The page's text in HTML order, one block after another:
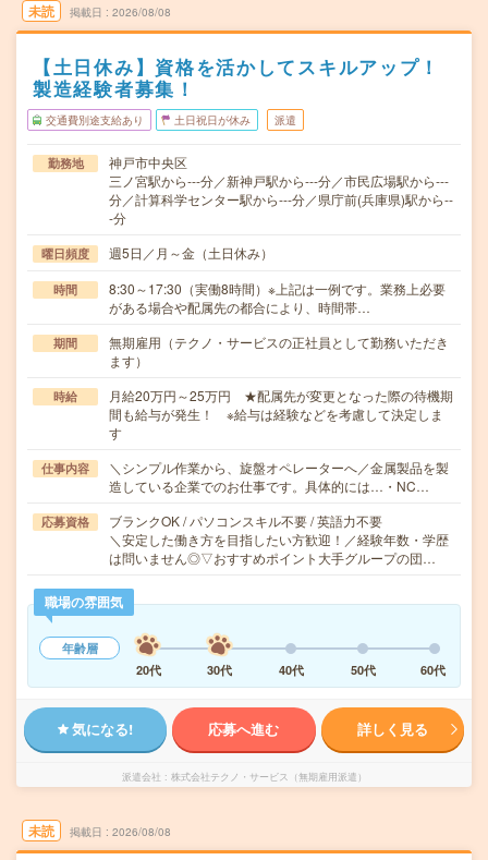
未読 掲載日 2026/08/08
【土日休み】資格を活かしてスキルアップ！
製造経験者募集！
交通費別途支給あり 土日祝日が休み 派遣
勤務地
神戸市中央区
三ノ宮駅から---分／新神戸駅から---分／市民広場駅から---
分／計算科学センター駅から---分／県庁前(兵庫県)駅から--
-分
曜日頻度 週5日／月～金（土日休み）
時間
8:30～17:30（実働8時間）※上記は一例です。業務上必要
がある場合や配属先の都合により、時間帯…
期間
無期雇用（テクノ・サービスの正社員として勤務いただき
ます）
時給
月給20万円～25万円 ★配属先が変更となった際の待機期
間も給与が発生！ ※給与は経験などを考慮して決定しま
す
仕事内容
＼シンプル作業から、旋盤オペレーターへ／金属製品を製
造している企業でのお仕事です。具体的には…・NC…
応募資格
ブランクOK / パソコンスキル不要 / 英語力不要
＼安定した働き方を目指したい方歓迎！／経験年数・学歴
は問いません◎▽おすすめポイント大手グループの団…
職場の雰囲気
年齢層
20代
30代 40代 50代 60代
気になる! 応募へ進む 詳しく見る
派遣会社 株式会社テクノ・サービス（無期雇用派遣）
未読 掲載日 2026/08/08